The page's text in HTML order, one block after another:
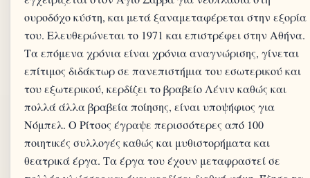
ουροδόχο κύστη, και μετά ξαναμεταφέρεται στην εξορία
του. Ελευθερώνεται το 1971 και επιστρέφει στην Αθήνα.
Τα επόμενα χρόνια είναι χρόνια αναγνώρισης, γίνεται
επίτιμος διδάκτωρ σε πανεπιστήμια του εσωτερικού και
του εξωτερικού, κερδίζει το βραβείο Λένιν καθώς και
πολλά άλλα βραβεία ποίησης, είναι υποψήφιος για
Νόμπελ. Ο Ρίτσος έγραψε περισσότερες από 100
ποιητικές συλλογές καθώς και μυθιστορήματα και
θεατρικά έργα. Τα έργα του έχουν μεταφραστεί σε